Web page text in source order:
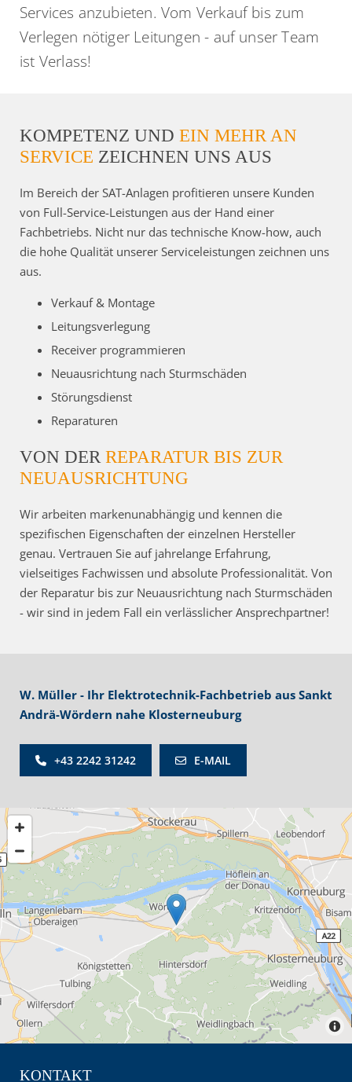
Services anzubieten. Vom Verkauf bis zum
Verlegen nötiger Leitungen - auf unser Team
ist Verlass!
KOMPETENZ UND EIN MEHR AN
SERVICE ZEICHNEN UNS AUS
Im Bereich der SAT-Anlagen profitieren unsere Kunden
von Full-Service-Leistungen aus der Hand einer
Fachbetriebs. Nicht nur das technische Know-how, auch
die hohe Qualität unserer Serviceleistungen zeichnen uns
aus.
Verkauf & Montage
Leitungsverlegung
Receiver programmieren
Neuausrichtung nach Sturmschäden
Störungsdienst
Reparaturen
VON DER REPARATUR BIS ZUR
NEUAUSRICHTUNG
Wir arbeiten markenunabhängig und kennen die
spezifischen Eigenschaften der einzelnen Hersteller
genau. Vertrauen Sie auf jahrelange Erfahrung,
vielseitiges Fachwissen und absolute Professionalität. Von
der Reparatur bis zur Neuausrichtung nach Sturmschäden
- wir sind in jedem Fall ein verlässlicher Ansprechpartner!
W. Müller - Ihr Elektrotechnik-Fachbetrieb aus Sankt
Andrä-Wördern nahe Klosterneuburg
+43 2242 31242 E-MAIL
KONTAKT